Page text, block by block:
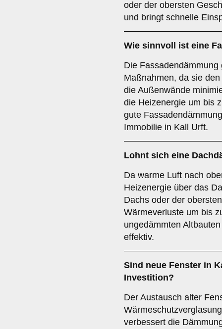
oder der obersten
und bringt schnelle
Wie sinnvoll ist eine
Die
Maßnahmen, da sie
die Außenwände
die Heizenergie um bis
gute
Immobilie in Kall Urft.
Lohnt sich eine
Da warme Luft nach
Heizenergie über das
Dachs oder der
Wärmeverluste um bis
ungedämmten
effektiv.
Sind neue Fenster in
Investition?
Der Austausch alter
verbessert die